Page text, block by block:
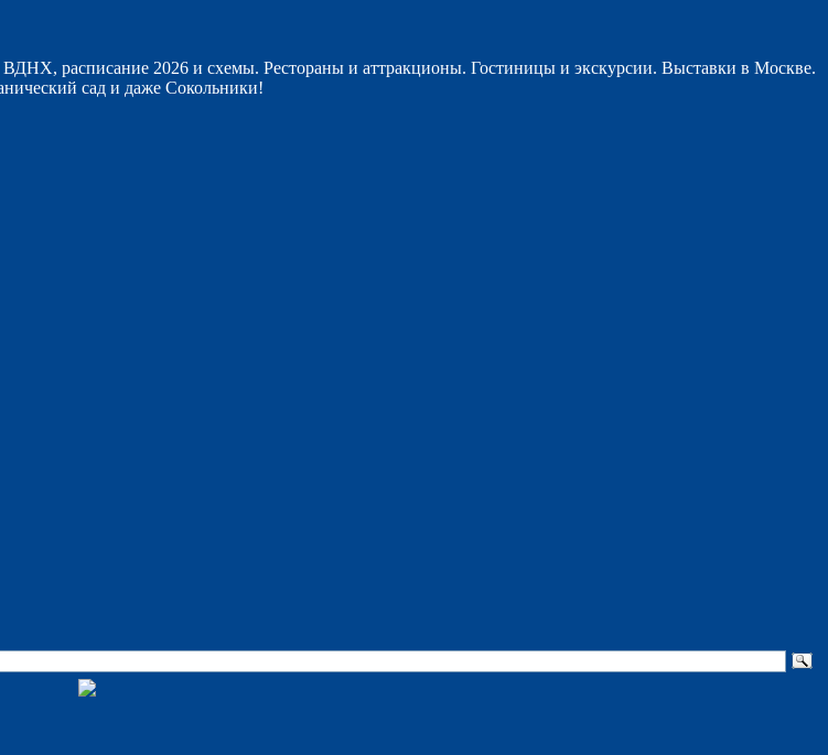
расписание 2026 и схемы. Рестораны и аттракционы. Гостиницы и экскурсии. Выставки в Москве.
сад и даже Сокольники!